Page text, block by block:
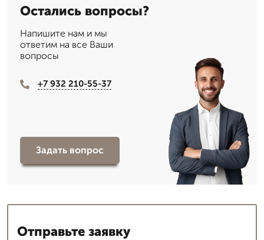
Остались вопросы?
Напишите нам и мы
ответим на все Ваши
вопросы
+7 932 210-55-37
Задать вопрос
Отправьте заявку